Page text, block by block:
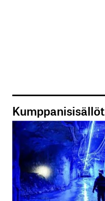
Kumppanisisällöt